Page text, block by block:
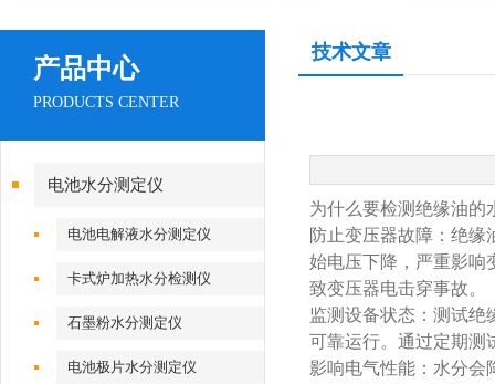
产品中心
PRODUCTS CENTER
电池水分测定仪
电池电解液水分测定仪
卡式炉加热水分检测仪
石墨粉水分测定仪
电池极片水分测定仪
技术文章
为什么要检测绝缘油的
防止变压器故障‌：绝缘
始电压下降，严重影响
致变压器电击穿事故‌。
监测设备状态：测试绝
可靠运行。通过定期测
影响电气性能‌：水分会